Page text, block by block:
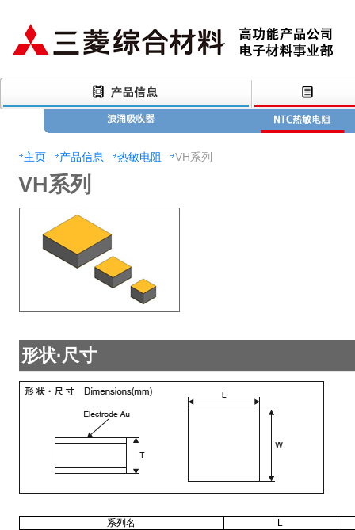
主页 产品信息 热敏电阻 VH系列
VH系列
形状·尺寸
系列名
L